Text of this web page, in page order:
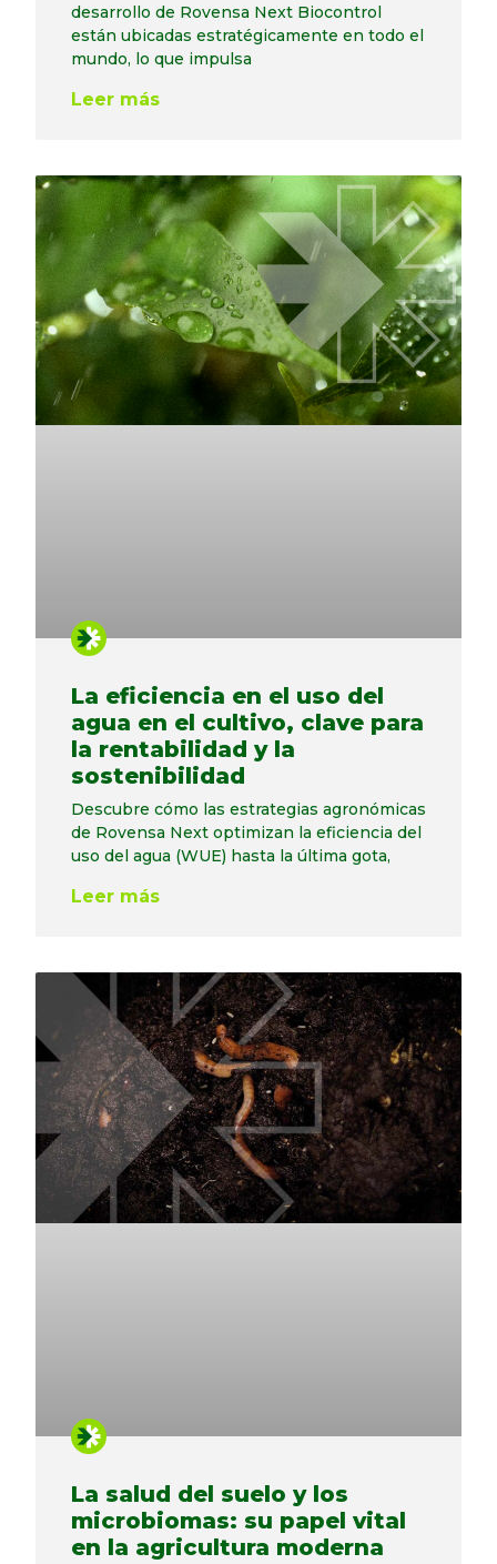
desarrollo de Rovensa Next Biocontrol
están ubicadas estratégicamente en todo el
mundo, lo que impulsa
Leer más
La eficiencia en el uso del
agua en el cultivo, clave para
la rentabilidad y la
sostenibilidad
Descubre cómo las estrategias agronómicas
de Rovensa Next optimizan la eficiencia del
uso del agua (WUE) hasta la última gota,
Leer más
La salud del suelo y los
microbiomas: su papel vital
en la agricultura moderna